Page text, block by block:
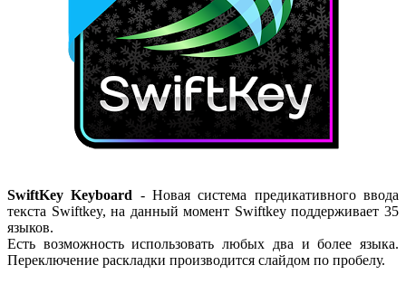
SwiftKey Keyboard - Новая система предикативного ввода
текста Swiftkey, на данный момент Swiftkey поддерживает 35
языков.
Есть возможность использовать любых два и более языка.
Переключение раскладки производится слайдом по пробелу.